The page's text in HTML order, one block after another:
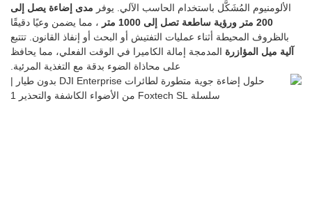
الألومنيوم المُشَكَّل باستخدام الحاسب الآلي. يوفر مدى إضاءة يصل إلى
200 متر
ورؤية ساطعة تصل إلى 1000 متر
، مما يضمن وعيًا دقيقًا
بالظروف المحيطة أثناء عمليات التفتيش أو البحث أو إنفاذ القانون. تتتبع
آلية ميل المؤازرة المدمجة إمالة الكاميرا في الوقت الفعلي، مما يحافظ
على محاذاة الضوء بدقة مع التغذية المرئية.